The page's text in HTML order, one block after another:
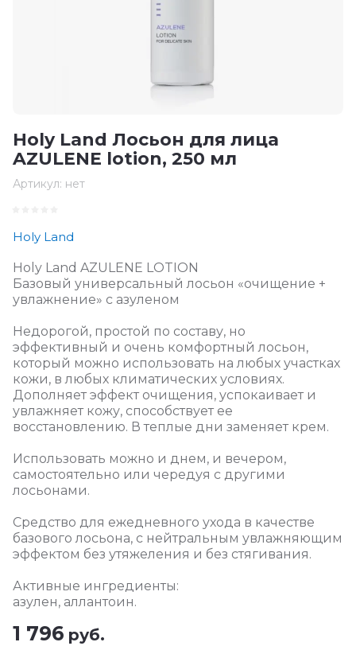
Holy Land Лосьон для лица
AZULENE lotion, 250 мл
Артикул: нет
Holy Land
Holy Land AZULENE LOTION
Базовый универсальный лосьон «очищение +
увлажнение» с азуленом
Недорогой, простой по составу, но
эффективный и очень комфортный лосьон,
который можно использовать на любых участках
кожи, в любых климатических условиях.
Дополняет эффект очищения, успокаивает и
увлажняет кожу, способствует ее
восстановлению. В теплые дни заменяет крем.
Использовать можно и днем, и вечером,
самостоятельно или чередуя с другими
лосьонами.
Средство для ежедневного ухода в качестве
базового лосьона, с нейтральным увлажняющим
эффектом без утяжеления и без стягивания.
Активные ингредиенты:
азулен, аллантоин.
1 796 руб.